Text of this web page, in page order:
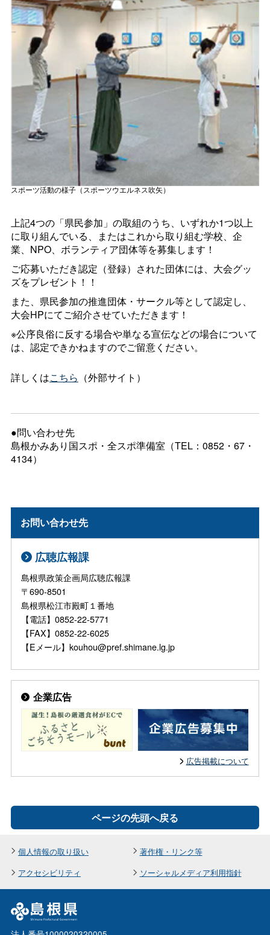
スポーツ活動の様子（スポーツウエルネス吹矢）
上記4つの「県民参加」の取組のうち、いずれか1つ以上
に取り組んでいる、またはこれから取り組む学校、企
業、NPO、ボランティア団体等を募集します！
ご応募いただき認定（登録）された団体には、大会グッ
ズをプレゼント！！
また、県民参加の推進団体・サークル等として認定し、
大会HPにてご紹介させていただきます！
※公序良俗に反する場合や単なる宣伝などの場合について
は、認定できかねますのでご留意ください。
詳しくはこちら （外部サイト）
●問い合わせ先
島根かみあり国スポ・全スポ準備室（TEL：0852・67・
4134）
お問い合わせ先
広聴広報課
島根県政策企画局広聴広報課
〒690-8501
島根県松江市殿町１番地
【電話】0852-22-5771
【FAX】0852-22-6025
【Eメール】kouhou@pref.shimane.lg.jp
企業広告
広告掲載について
ページの先頭へ戻る
個人情報の取り扱い
著作権・リンク等
アクセシビリティ
ソーシャルメディア利用指針